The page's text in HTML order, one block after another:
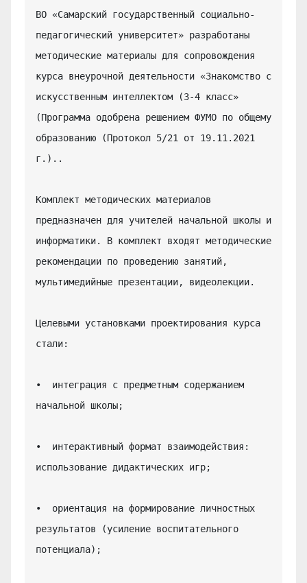
ВО «Самарский государственный социально-
педагогический университет» разработаны
методические материалы для сопровождения
курса внеурочной деятельности «Знакомство с
искусственным интеллектом (3-4 класс»
(Программа одобрена решением ФУМО по общему
образованию (Протокол 5/21 от 19.11.2021
г.)..
Комплект методических материалов
предназначен для учителей начальной школы и
информатики. В комплект входят методические
рекомендации по проведению занятий,
мультимедийные презентации, видеолекции.
Целевыми установками проектирования курса
стали:
•  интеграция с предметным содержанием
начальной школы;
•  интерактивный формат взаимодействия:
использование дидактических игр;
•  ориентация на формирование личностных
результатов (усиление воспитательного
потенциала);